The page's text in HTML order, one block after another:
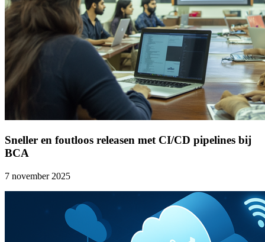
Sneller en foutloos releasen met CI/CD pipelines bij
BCA
7 november 2025